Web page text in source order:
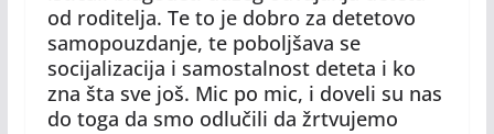
od roditelja. Te to je dobro za detetovo
samopouzdanje, te poboljšava se
socijalizacija i samostalnost deteta i ko
zna šta sve još. Mic po mic, i doveli su nas
do toga da smo odlučili da žrtvujemo